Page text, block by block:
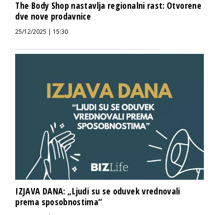
The Body Shop nastavlja regionalni rast: Otvorene
dve nove prodavnice
25/12/2025 | 15:30
IZJAVA DANA: „Ljudi su se oduvek vrednovali
prema sposobnostima“